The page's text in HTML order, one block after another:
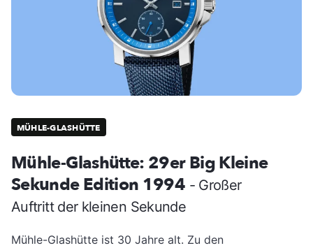
MÜHLE-GLASHÜTTE
Mühle-Glashütte: 29er Big Kleine
Sekunde Edition 1994 - Großer
Auftritt der kleinen Sekunde
Mühle-Glashütte ist 30 Jahre alt. Zu den